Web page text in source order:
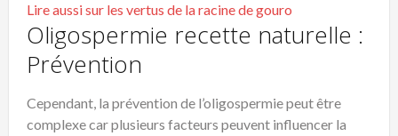
Lire aussi sur les vertus de la racine de gouro
Oligospermie recette naturelle :
Prévention
Cependant, la prévention de l’oligospermie peut être
complexe car plusieurs facteurs peuvent influencer la